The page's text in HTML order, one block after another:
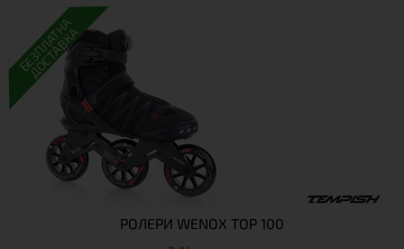
БЕЗПЛАТНА
ДОСТАВКА
РОЛЕРИ WENOX TOP 100